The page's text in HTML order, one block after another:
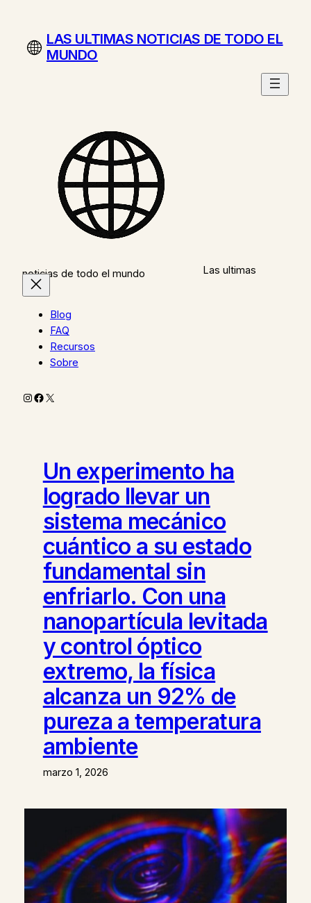
contenidoLAS ULTIMAS NOTICIAS DE TODO EL
MUNDO
Las ultimas
noticias de todo el mundo
Blog
FAQ
Recursos
Sobre
Instagram
Facebook
X
Un experimento ha
logrado llevar un
sistema mecánico
cuántico a su estado
fundamental sin
enfriarlo. Con una
nanopartícula levitada
y control óptico
extremo, la física
alcanza un 92% de
pureza a temperatura
ambiente
marzo 1, 2026